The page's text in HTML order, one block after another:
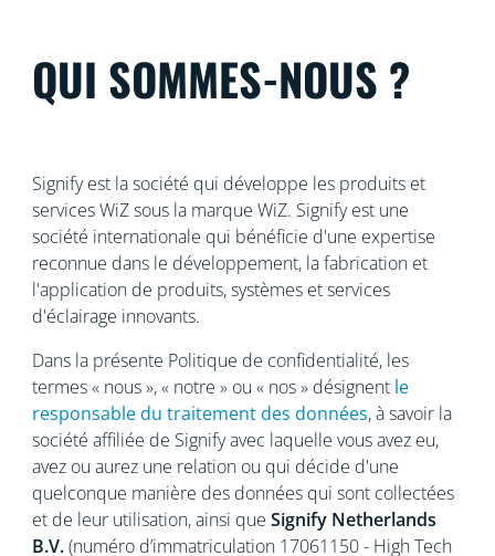
QUI SOMMES-NOUS ?
Signify est la société qui développe les produits et
services WiZ sous la marque WiZ. Signify est une
société internationale qui bénéficie d'une expertise
reconnue dans le développement, la fabrication et
l'application de produits, systèmes et services
d'éclairage innovants.
Dans la présente Politique de confidentialité, les
termes « nous », « notre » ou « nos » désignent le
responsable du traitement des données, à savoir la
société affiliée de Signify avec laquelle vous avez eu,
avez ou aurez une relation ou qui décide d'une
quelconque manière des données qui sont collectées
et de leur utilisation, ainsi que Signify Netherlands
B.V.(numéro d’immatriculation 17061150 - High Tech